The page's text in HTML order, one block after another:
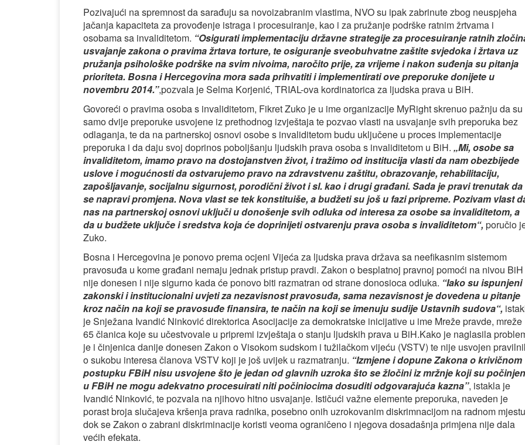
Pozivajući na spremnost da sarađuju sa novoizabranim vlastima, NVO su ipak zabrinute zbog neuspjeha
jačanja kapaciteta za provođenje istraga i procesuiranje, kao i za pružanje podrške ratnim žrtvama i
osobama sa invaliditetom. “Osigurati implementaciju državne strategije za procesuiranje ratnih
usvajanje zakona o pravima žrtava torture, te osiguranje sveobuhvatne zaštite svjedoka i žrtava uz
pružanja psihološke podrške na svim nivoima, naročito prije, za vrijeme i nakon suđenja su pitanja
prioriteta. Bosna i Hercegovina mora sada prihvatiti i implementirati ove preporuke donijete u
novembru 2014.”,pozvala je Selma Korjenić, TRIAL-ova kordinatorica za ljudska prava u BiH.
Govoreći o pravima osoba s invaliditetom, Fikret Zuko je u ime organizacije MyRight skrenuo pažnju da su
samo dvije preporuke usvojene iz prethodnog izvještaja te pozvao vlasti na usvajanje svih preporuka bez
odlaganja, te da na partnerskoj osnovi osobe s invaliditetom budu uključene u proces implementacije
preporuka i da daju svoj doprinos poboljšanju ljudskih prava osoba s invaliditetom u BiH. „Mi, osobe sa
invaliditetom, imamo pravo na dostojanstven život, i tražimo od institucija vlasti da nam obezbijede
uslove i mogućnosti da ostvarujemo pravo na zdravstvenu zaštitu, obrazovanje, rehabilitaciju,
zapošljavanje, socijalnu sigurnost, porodični život i sl. kao i drugi građani. Sada je pravi trenutak da
se napravi promjena. Nova vlast se tek konstituiše, a budžeti su još u fazi pripreme. Pozivam vlast
nas na partnerskoj osnovi uključi u donošenje svih odluka od interesa za osobe sa invaliditetom, a
da u budžete uključe i sredstva koja će doprinijeti ostvarenju prava osoba s invaliditetom“, poručio
Zuko.
Bosna i Hercegovina je ponovo prema ocjeni Vijeća za ljudska prava država sa neefikasnim sistemom
pravosuđa u kome građani nemaju jednak pristup pravdi. Zakon o besplatnoj pravnoj pomoći na nivou BiH
nije donesen i nije sigurno kada će ponovo biti razmatran od strane donosioca odluka. “Iako su ispunjeni
zakonski i institucionalni uvjeti za nezavisnost pravosuđa, sama nezavisnost je dovedena u pitanje
kroz način na koji se pravosuđe finansira, te način na koji se imenuju sudije Ustavnih sudova“,
je Snježana Ivandić Ninković direktorica Asocijacije za demokratske inicijative u ime Mreže pravde, mreže
65 članica koje su učestvovale u pripremi izvještaja o stanju ljudskih prava u BiH.Kako je naglasila
je i činjenica danije donesen Zakon o Visokom sudskom i tužilačkom vijeću (VSTV) te nije usvojen
o sukobu interesa članova VSTV koji je još uvijek u razmatranju. “Izmjene i dopune Zakona o krivičnom
postupku FBiH nisu usvojene što je jedan od glavnih uzroka što se žločini iz mržnje koji su
u FBiH ne mogu adekvatno procesuirati niti počiniocima dosuditi odgovarajuća kazna”, istakla je
Ivandić Ninković, te pozvala na njihovo hitno usvajanje. Ističući važne elemente preporuka, naveden je
porast broja slučajeva kršenja prava radnika, posebno onih uzrokovanim diskrimnacijom na radnom
dok se Zakon o zabrani diskriminacije koristi veoma ograničeno i njegova dosadašnja primjena nije dala
većih efekata.